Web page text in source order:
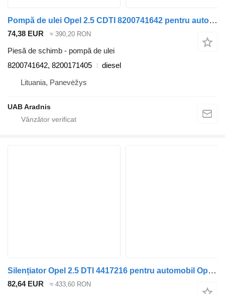
Pompă de ulei Opel 2.5 CDTI 8200741642 pentru automobil Opel MOVANO Furgon (F9)
74,38 EUR ≈ 390,20 RON
Piesă de schimb - pompă de ulei
8200741642, 8200171405
diesel
Lituania, Panevėžys
UAB Aradnis
Silențiator Opel 2.5 DTI 4417216 pentru automobil Opel MOVANO Dump truck (H9)
82,64 EUR ≈ 433,60 RON